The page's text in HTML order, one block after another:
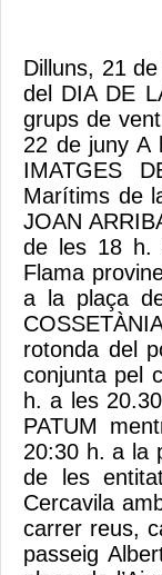
Dilluns, 21
del DIA DE
grups de
22 de juny A
IMATGES
Marítims de
JOAN
de les 18 h.
Flama
a la plaça
rotonda del
conjunta pel
h. a les
PATUM
20:30 h. a la
de les
Cercavila
carrer reus,
passeig